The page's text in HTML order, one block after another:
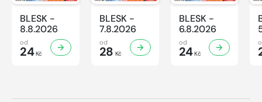
BLESK -
8.8.2026
od
24Kč
BLESK -
7.8.2026
od
28 Kč
BLESK -
6.8.2026
od
24Kč